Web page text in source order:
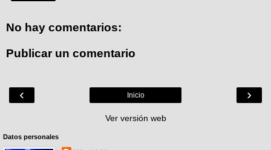
No hay comentarios:
Publicar un comentario
‹ ›
Inicio
Ver versión web
Datos personales